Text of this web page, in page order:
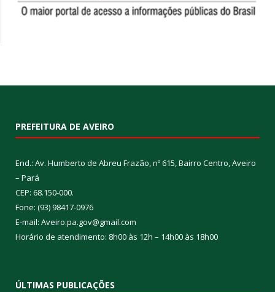
PREFEITURA DE AVEIRO
End.: Av. Humberto de Abreu Frazão, nº 615, Bairro Centro, Aveiro
– Pará
CEP: 68.150-000.
Fone: (93) 98417-0976
E-mail: Aveiro.pa.gov@gmail.com
Horário de atendimento: 8h00 às 12h – 14h00 às 18h00
ÚLTIMAS PUBLICAÇÕES